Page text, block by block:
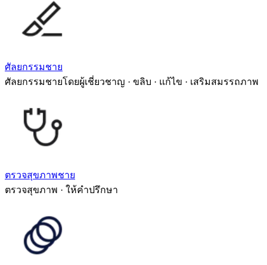
ศัลยกรรมชาย
ศัลยกรรมชายโดยผู้เชี่ยวชาญ · ขลิบ · แก้ไข · เสริมสมรรถภาพ
ตรวจสุขภาพชาย
ตรวจสุขภาพ · ให้คำปรึกษา